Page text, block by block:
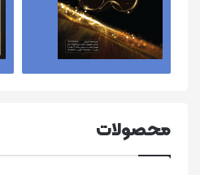
محصولات